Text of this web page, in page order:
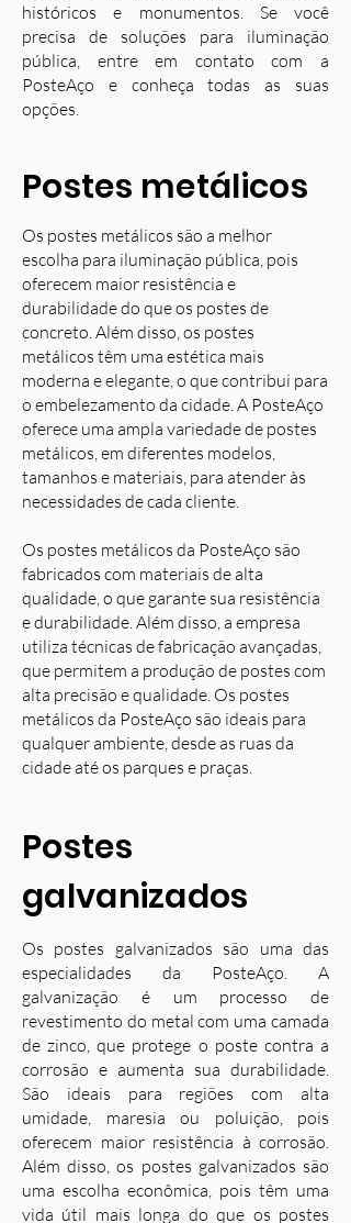
históricos e monumentos. Se você
precisa de soluções para iluminação
pública, entre em contato com a
PosteAço e conheça todas as suas
opções.
Postes metálicos
Os postes metálicos são a melhor
escolha para iluminação pública, pois
oferecem maior resistência e
durabilidade do que os postes de
concreto. Além disso, os postes
metálicos têm uma estética mais
moderna e elegante, o que contribui para
o embelezamento da cidade. A PosteAço
oferece uma ampla variedade de postes
metálicos, em diferentes modelos,
tamanhos e materiais, para atender às
necessidades de cada cliente.
Os postes metálicos da PosteAço são
fabricados com materiais de alta
qualidade, o que garante sua resistência
e durabilidade. Além disso, a empresa
utiliza técnicas de fabricação avançadas,
que permitem a produção de postes com
alta precisão e qualidade. Os postes
metálicos da PosteAço são ideais para
qualquer ambiente, desde as ruas da
cidade até os parques e praças.
Postes
galvanizados
Os postes galvanizados são uma das
especialidades da PosteAço. A
galvanização é um processo de
revestimento do metal com uma camada
de zinco, que protege o poste contra a
corrosão e aumenta sua durabilidade.
São ideais para regiões com alta
umidade, maresia ou poluição, pois
oferecem maior resistência à corrosão.
Além disso, os postes galvanizados são
uma escolha econômica, pois têm uma
vida útil mais longa do que os postes